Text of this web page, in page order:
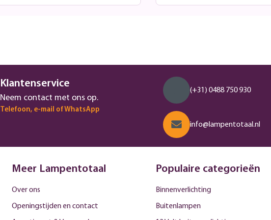
Klantenservice
Neem contact met ons op.
Telefoon, e-mail of WhatsApp
(+31) 0488 750 930
info@lampentotaal.nl
Meer Lampentotaal
Over ons
Openingstijden en contact
Populaire categorieën
Binnenverlichting
Buitenlampen